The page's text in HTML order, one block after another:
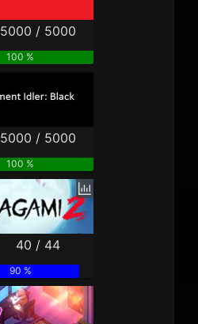
5000 / 5000
100 %
5000 / 5000
100 %
40 / 44
90 %